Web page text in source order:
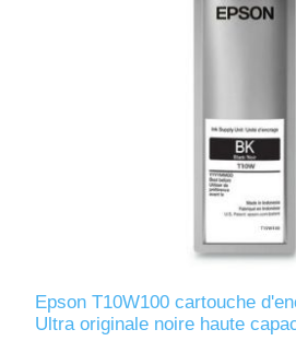
Epson T10W100 cartouche
Ultra originale noire haute